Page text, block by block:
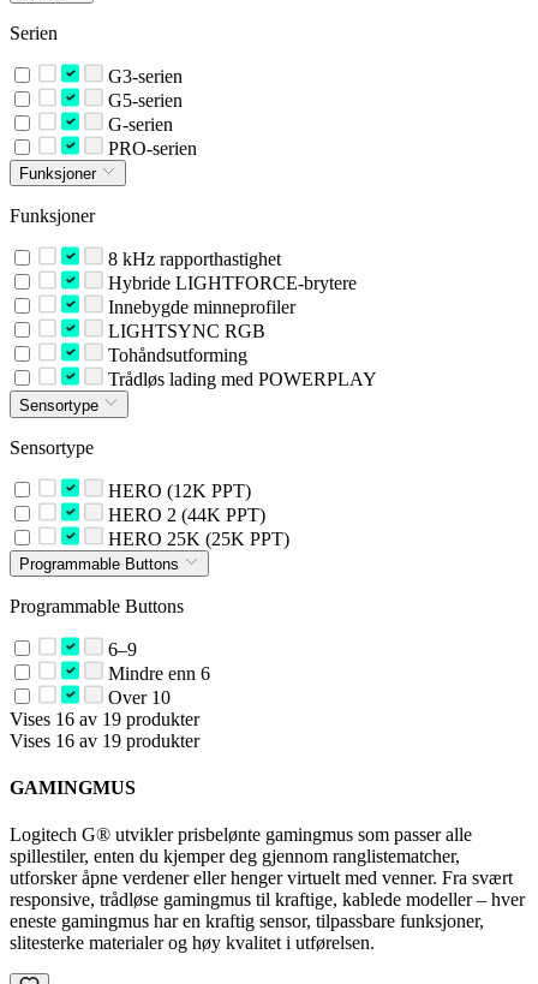
Serien
G3-serien
G5-serien
G-serien
PRO-serien
Funksjoner
Funksjoner
8 kHz rapporthastighet
Hybride LIGHTFORCE-brytere
Innebygde minneprofiler
LIGHTSYNC RGB
Tohåndsutforming
Trådløs lading med POWERPLAY
Sensortype
Sensortype
HERO (12K PPT)
HERO 2 (44K PPT)
HERO 25K (25K PPT)
Programmable Buttons
Programmable Buttons
6–9
Mindre enn 6
Over 10
Vises 16 av 19 produkter
Vises 16 av 19 produkter
GAMINGMUS
Logitech G® utvikler prisbelønte gamingmus som passer alle
spillestiler, enten du kjemper deg gjennom ranglistematcher,
utforsker åpne verdener eller henger virtuelt med venner. Fra svært
responsive, trådløse gamingmus til kraftige, kablede modeller – hver
eneste gamingmus har en kraftig sensor, tilpassbare funksjoner,
slitesterke materialer og høy kvalitet i utførelsen.